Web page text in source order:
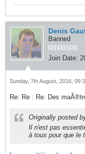
Denis
Banned
Join Date:
Sunday, 7th August, 2016,
Re: Re : Re: Des
Originally posted
Il n'est pas
à tous pour que le